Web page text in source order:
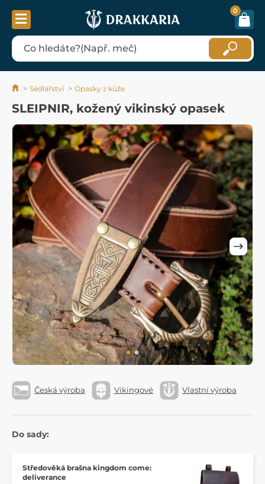
0
Sedlářství Opasky z kůže
SLEIPNIR, kožený vikinský opasek
Česká výroba Vikingové Vlastní výroba
Do sady:
Středověká brašna kingdom come:
deliverance